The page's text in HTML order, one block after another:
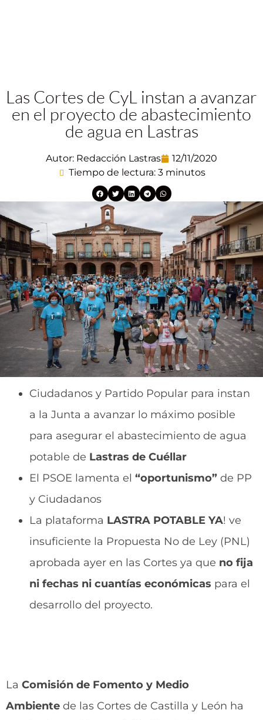
Las Cortes de CyL instan a avanzar
en el proyecto de abastecimiento
de agua en Lastras
Autor: Redacción Lastras
12/11/2020
Tiempo de lectura: 3 minutos
Ciudadanos y Partido Popular para instan
a la Junta a avanzar lo máximo posible
para asegurar el abastecimiento de agua
potable de Lastras de Cuéllar
El PSOE lamenta el “oportunismo” de PP
y Ciudadanos
La plataforma LASTRA POTABLE YA! ve
insuficiente la Propuesta No de Ley (PNL)
aprobada ayer en las Cortes ya que no fija
ni fechas ni cuantías económicas para el
desarrollo del proyecto.
La Comisión de Fomento y Medio
Ambiente de las Cortes de Castilla y León ha